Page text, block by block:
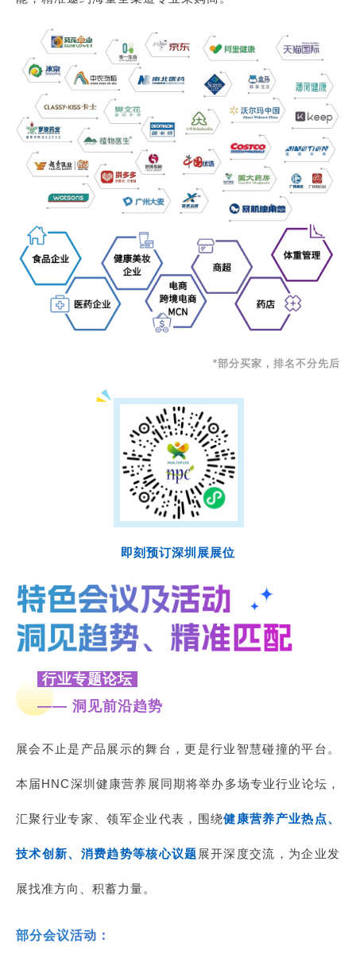
*部分买家，排名不分先后
即刻预订深圳展展位
行业专题论坛
—— 洞见前沿趋势
展会不止是产品展示的舞台，更是行业智慧碰撞的平台。
本届HNC深圳健康营养展同期将举办多场专业行业论坛，
汇聚行业专家、领军企业代表，围绕健康营养产业热点、
技术创新、消费趋势等核心议题 展开深度交流，为企业发
展找准方向、积蓄力量。
部分会议活动：